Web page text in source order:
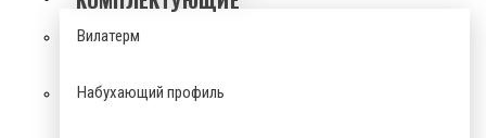
Вилатерм
Набухающий профиль